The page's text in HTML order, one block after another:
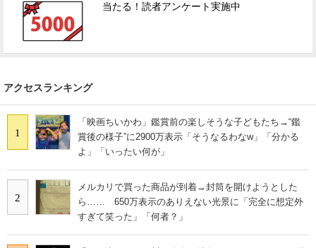
当たる！読者アンケート実施中
アクセスランキング
1
「映画ちいかわ」鑑賞前の楽しそうな子どもたち→“鑑
賞後の様子”に2900万表示「そうなるわなw」「分かる
よ」「いったい何が」
2
メルカリで買った商品が到着→封筒を開けようとした
ら…… 650万表示のありえない光景に「完全に想定外
すぎて笑った」「何者？」